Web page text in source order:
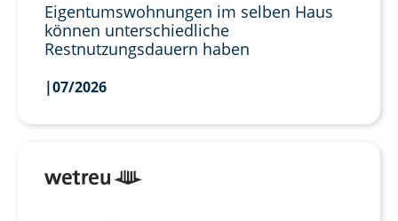
Eigentumswohnungen im selben Haus
können unterschiedliche
Restnutzungsdauern haben
|07/2026